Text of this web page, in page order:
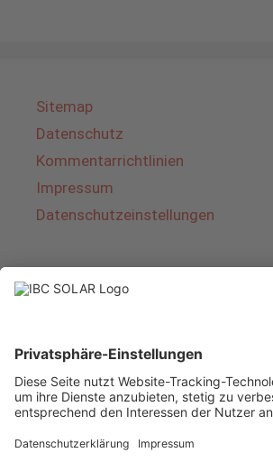
Sitemap
Datenschutz
Kommentarrichtlinien
Impressum
Datenschutzeinstellungen
Über IBC SOLAR
von Energielösungen und
Bereich Photovoltaik und Speicher.
Unternehmen bietet
deckt das gesamte Spektrum von
bis zur schlüsselfertigen Übergabe